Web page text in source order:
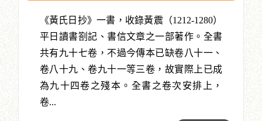
《黃氏日抄》一書，收錄黃震（1212-1280）
平日讀書劄記、書信文章之一部著作。全書
共有九十七卷，不過今傳本已缺卷八十一、
卷八十九、卷九十一等三卷，故實際上已成
為九十四卷之殘本。全書之卷次安排上，
卷...